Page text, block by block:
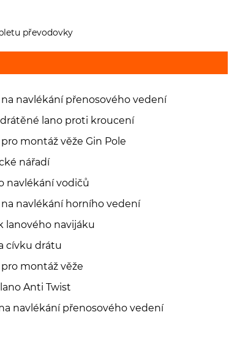
převodovky
navlékání přenosového vedení
lano proti kroucení
montáž věže Gin Pole
nářadí
navlékání vodičů
navlékání horního vedení
lanového navijáku
cívku drátu
montáž věže
Anti Twist
navlékání přenosového vedení